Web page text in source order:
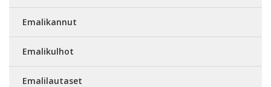
Emalikannut
Emalikulhot
Emalilautaset